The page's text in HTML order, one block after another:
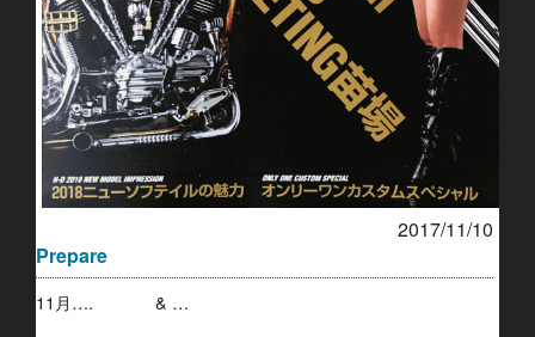
2017/11/10
Prepare
11月…. & …